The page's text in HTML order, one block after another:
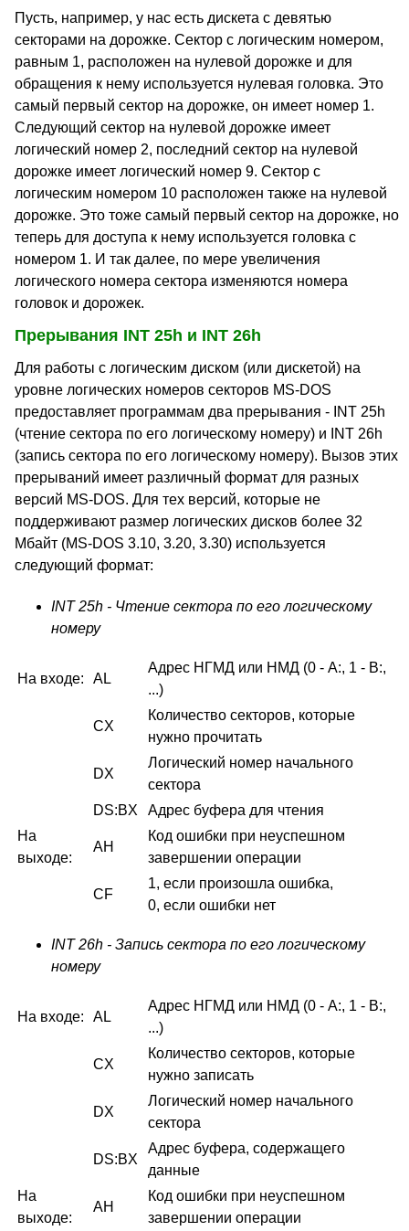
Пусть, например, у нас есть дискета с девятью
секторами на дорожке. Сектор с логическим номером,
равным 1, расположен на нулевой дорожке и для
обращения к нему используется нулевая головка. Это
самый первый сектор на дорожке, он имеет номер 1.
Следующий сектор на нулевой дорожке имеет
логический номер 2, последний сектор на нулевой
дорожке имеет логический номер 9. Сектор с
логическим номером 10 расположен также на нулевой
дорожке. Это тоже самый первый сектор на дорожке, но
теперь для доступа к нему используется головка с
номером 1. И так далее, по мере увеличения
логического номера сектора изменяются номера
головок и дорожек.
Прерывания INT 25h и INT 26h
Для работы с логическим диском (или дискетой) на
уровне логических номеров секторов MS-DOS
предоставляет программам два прерывания - INT 25h
(чтение сектора по его логическому номеру) и INT 26h
(запись сектора по его логическому номеру). Вызов этих
прерываний имеет различный формат для разных
версий MS-DOS. Для тех версий, которые не
поддерживают размер логических дисков более 32
Мбайт (MS-DOS 3.10, 3.20, 3.30) используется
следующий формат:
INT 25h - Чтение сектора по его логическому
номеру
На входе: AL
Адрес НГМД или НМД (0 - A:, 1 - B:,
...)
CX
Количество секторов, которые
нужно прочитать
DX
Логический номер начального
сектора
DS:BX
Адрес буфера для чтения
На
выходе:
AH
Код ошибки при неуспешном
завершении операции
CF
1, если произошла ошибка,
0, если ошибки нет
INT 26h - Запись сектора по его логическому
номеру
На входе: AL
Адрес НГМД или НМД (0 - A:, 1 - B:,
...)
CX
Количество секторов, которые
нужно записать
DX
Логический номер начального
сектора
DS:BX
Адрес буфера, содержащего
данные
На
выходе:
AH
Код ошибки при неуспешном
завершении операции